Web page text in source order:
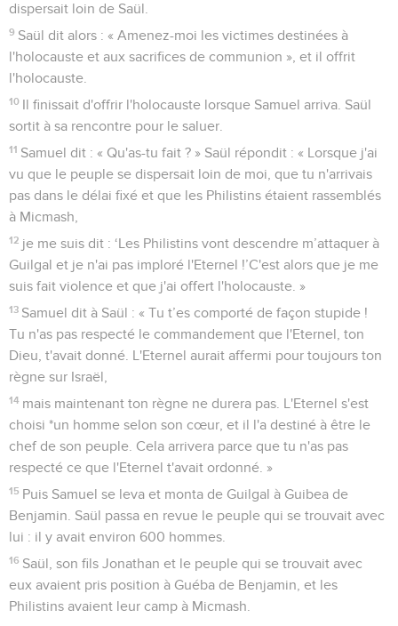
dispersait loin de Saül.
9 Saül dit alors : « Amenez-moi les victimes destinées à
l'holocauste et aux sacrifices de communion », et il offrit
l'holocauste.
10 Il finissait d'offrir l'holocauste lorsque Samuel arriva. Saül
sortit à sa rencontre pour le saluer.
11 Samuel dit : « Qu'as-tu fait ? » Saül répondit : « Lorsque j'ai
vu que le peuple se dispersait loin de moi, que tu n'arrivais
pas dans le délai fixé et que les Philistins étaient rassemblés
à Micmash,
12 je me suis dit : ‘Les Philistins vont descendre m’attaquer à
Guilgal et je n'ai pas imploré l'Eternel !’C'est alors que je me
suis fait violence et que j'ai offert l'holocauste. »
13 Samuel dit à Saül : « Tu t’es comporté de façon stupide !
Tu n'as pas respecté le commandement que l'Eternel, ton
Dieu, t'avait donné. L'Eternel aurait affermi pour toujours ton
règne sur Israël,
14 mais maintenant ton règne ne durera pas. L'Eternel s'est
choisi *un homme selon son cœur, et il l'a destiné à être le
chef de son peuple. Cela arrivera parce que tu n'as pas
respecté ce que l'Eternel t'avait ordonné. »
15 Puis Samuel se leva et monta de Guilgal à Guibea de
Benjamin. Saül passa en revue le peuple qui se trouvait avec
lui : il y avait environ 600 hommes.
16 Saül, son fils Jonathan et le peuple qui se trouvait avec
eux avaient pris position à Guéba de Benjamin, et les
Philistins avaient leur camp à Micmash.